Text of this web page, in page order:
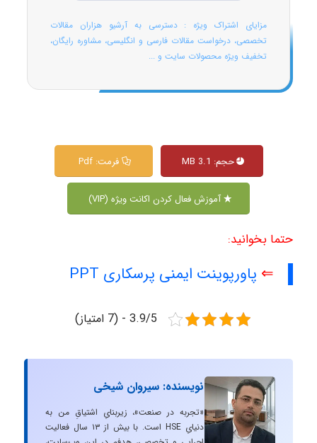
مزایای اشتراک ویژه : دسترسی به آرشیو هزاران مقالات
تخصصی، درخواست مقالات فارسی و انگلیسی، مشاوره رایگان،
تخفیف ویژه محصولات سایت و ...
حجم: 3.1 MB فرمت: Pdf
آموزش فعال کردن اکانت ویژه (VIP)
حتما بخوانید:
⇐ پاورپوینت ایمنی پرسکاری PPT
3.9/5 - (7 امتیاز)
نویسنده: سیروان شیخی
«تجربه در صنعت»، زیربنایِ اشتیاقِ من به
دنیایِ HSE است. با بیش از ۱۳ سال فعالیت